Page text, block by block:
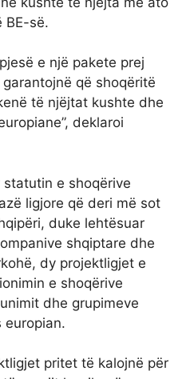
BE-së.
e një pakete prej
që shoqëritë
të njëjtat kushte dhe
deklaroi
e shoqërive
ligjore që deri më sot
duke lehtësuar
shqiptare dhe
dy projektligjet e
e shoqërive
dhe grupimeve
europian.
pritet të kalojnë për